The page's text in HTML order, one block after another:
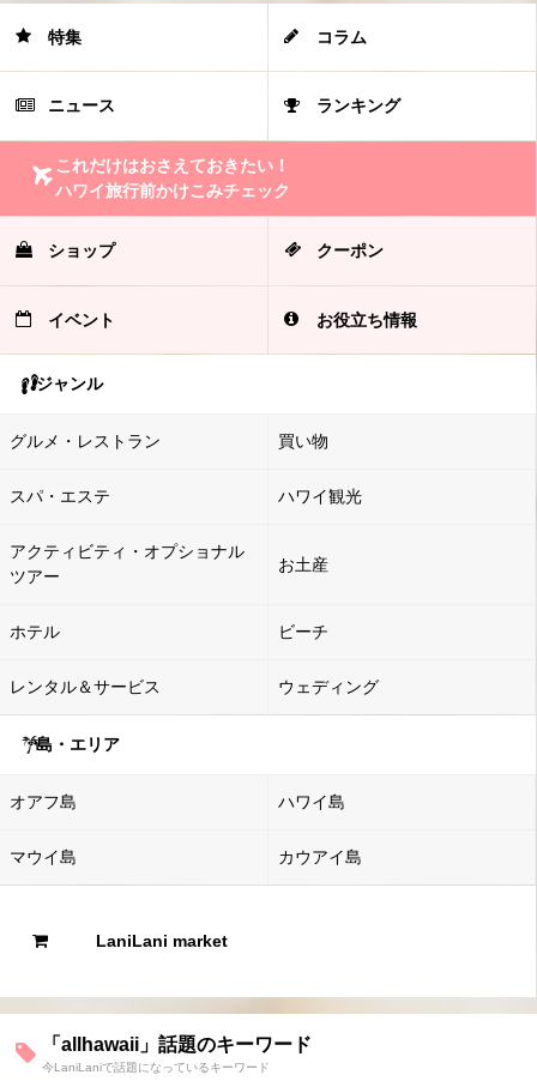
特集 コラム
ニュース ランキング
これだけはおさえておきたい！
ハワイ旅行前かけこみチェック
ショップ クーポン
イベント お役立ち情報
ジャンル
グルメ・レストラン 買い物
スパ・エステ ハワイ観光
アクティビティ・オプショナル
ツアー
お土産
ホテル ビーチ
レンタル＆サービス ウェディング
島・エリア
オアフ島 ハワイ島
マウイ島 カウアイ島
LaniLani market
「allhawaii」話題のキーワード
今LaniLaniで話題になっているキーワード